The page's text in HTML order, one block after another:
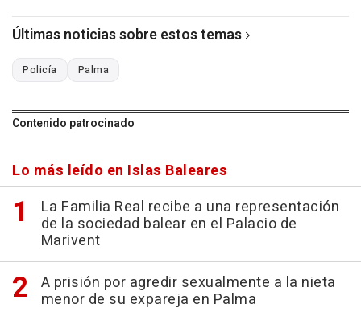
Últimas noticias sobre estos temas
Policía Palma
Contenido patrocinado
Lo más leído en Islas Baleares
La Familia Real recibe a una representación
de la sociedad balear en el Palacio de
Marivent
A prisión por agredir sexualmente a la nieta
menor de su expareja en Palma